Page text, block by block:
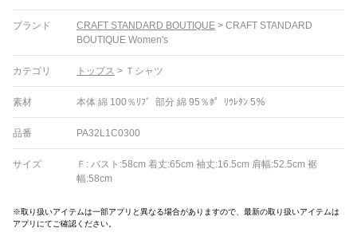
ブランド CRAFT STANDARD BOUTIQUE > CRAFT STANDARD
BOUTIQUE Women's
カテゴリ トップス > Ｔシャツ
素材 本体 綿 100％ﾘﾌ゛部分 綿 95％ﾎ゜ﾘｳﾚﾀﾝ 5％
品番 PA32L1C0300
サイズ
Ｆ: バスト:58cm 着丈:65cm 袖丈:16.5cm 肩幅:52.5cm 裾
幅:58cm
※取り扱いアイテムは一部アプリと異なる場合がありますので、最新の取り扱いアイテムは
アプリにてご確認ください。